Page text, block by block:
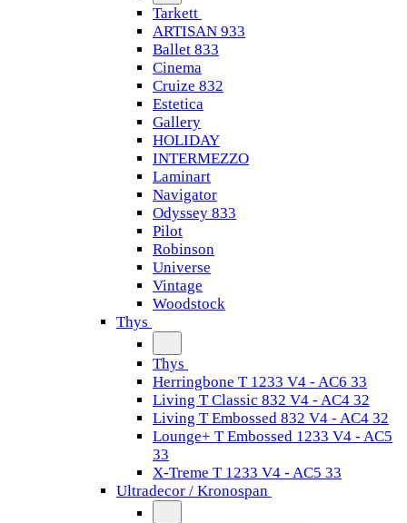
Tarkett
ARTISAN 933
Ballet 833
Cinema
Cruize 832
Estetica
Gallery
HOLIDAY
INTERMEZZO
Laminart
Navigator
Odyssey 833
Pilot
Robinson
Universe
Vintage
Woodstock
Thys
Thys
Herringbone T 1233 V4 - AC6 33
Living T Classic 832 V4 - AC4 32
Living T Embossed 832 V4 - AC4 32
Lounge+ T Embossed 1233 V4 - AC5
33
X-Treme T 1233 V4 - AC5 33
Ultradecor / Kronospan